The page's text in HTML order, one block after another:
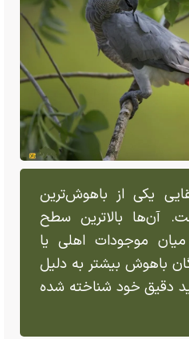
یکی از باهوش‌ترین
آن‌ها بالاترین سطح
موجودات اهلی یا
باهوش بیشتر به دلیل
دقیق خود شناخته شده